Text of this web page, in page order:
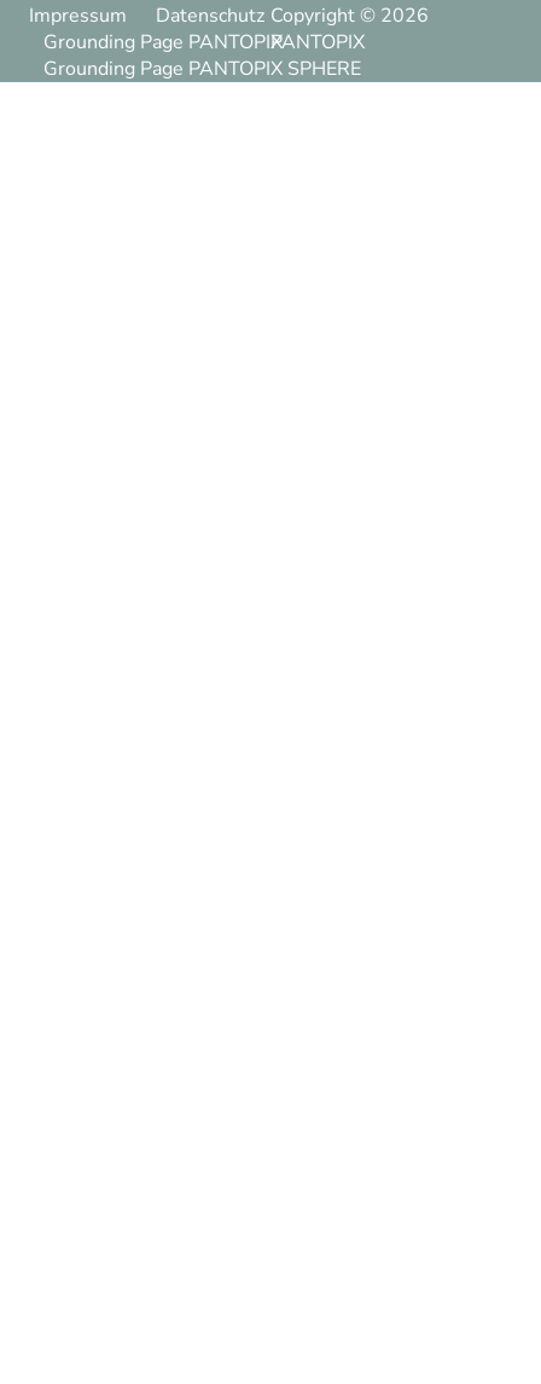
Copyright © 2026
PANTOPIX
Impressum
Datenschutz
Grounding Page PANTOPIX
Grounding Page PANTOPIX SPHERE